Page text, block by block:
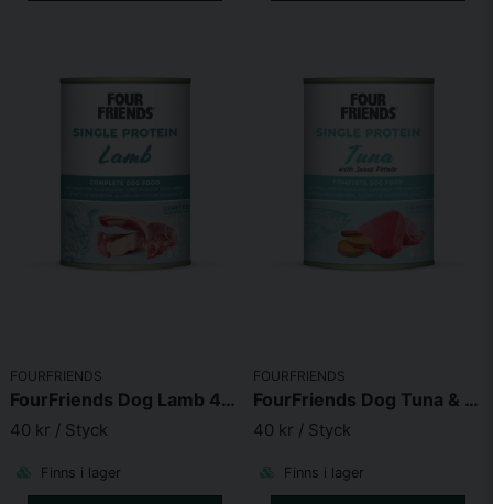
FOURFRIENDS
FourFriends Dog Lamb 400g
40 kr / Styck
Finns i lager
FOURFRIENDS
FourFriends Dog Tuna & Sweet Potato 400g
40 kr / Styck
Finns i lager